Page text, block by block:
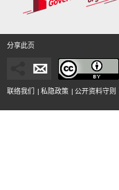
分享此页
联络我们 | 私隐政策 | 公开资料守则